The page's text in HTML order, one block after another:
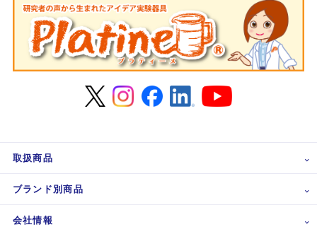
取扱商品
ブランド別商品
会社情報